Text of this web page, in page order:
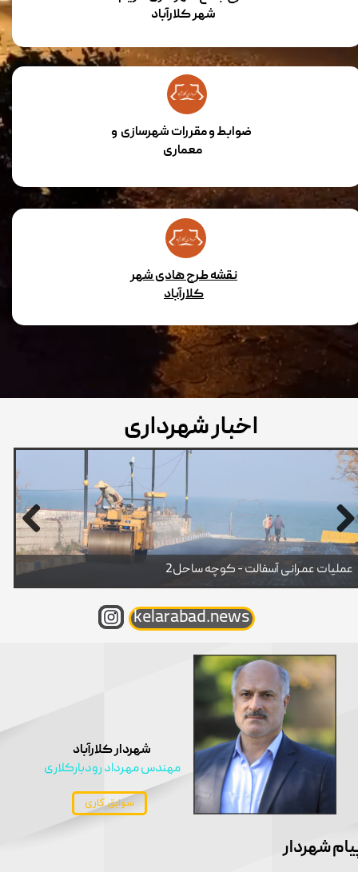
شهر کلارآباد
ضوابط و مقررات شهرسازی و
معماری
نقشه طرح هادی شهر
کلارآباد
اخبار شهرداری
عملیات عمرانی آسفالت - کوچه ساحل2
kelarabad.news
شهردار کلارآباد
مهندس مهرداد رودبارکلاری
شهردار
سوابق کاری